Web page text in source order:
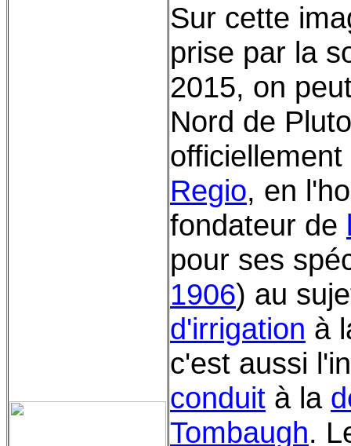
Sur cette
prise par la
2015, on
Nord de
Regio, en
fondateur de
pour ses
1906) au
d'irrigation à
c'est aussi
conduit à la
Tombaugh.